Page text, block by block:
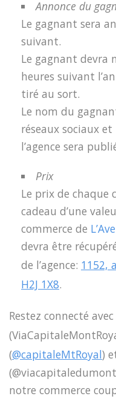
Annonce du
Le gagnant sera
suivant.
Le gagnant devra
heures suivant
tiré au sort.
Le nom du
réseaux sociaux
l’agence sera
Prix
Le prix de chaque
cadeau d’une
commerce de
devra être
de l’agence: 1152,
H2J 1X8.
Restez connecté
(@capitaleMtRoyal)
notre commerce